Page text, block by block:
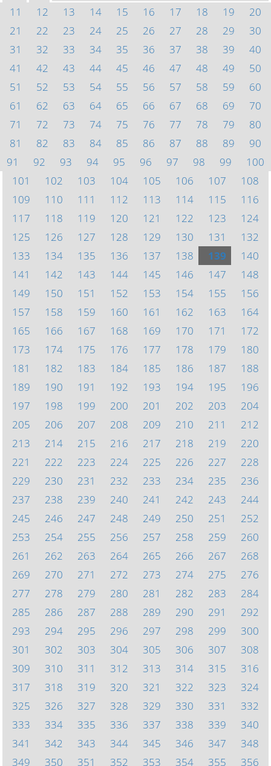
11
12 13 14 15 16 17 18 19
20
21
22 23 24 25 26 27 28 29
30
31
32 33 34 35 36 37 38 39
40
41
42 43 44 45 46 47 48 49
50
51
52 53 54 55 56 57 58 59
60
61
62 63 64 65 66 67 68 69
70
71
72 73 74 75 76 77 78 79
80
81
82 83 84 85 86 87 88 89
90
91
92 93 94 95 96 97 98 99
100
101
102 103 104 105 106 107
108
109
110 111 112 113 114 115
116
117
118 119 120 121 122 123
124
125
126 127 128 129 130 131
132
133
134 135 136 137 138 139
140
141
142 143 144 145 146 147
148
149
150 151 152 153 154 155
156
157
158 159 160 161 162 163
164
165
166 167 168 169 170 171
172
173
174 175 176 177 178 179
180
181
182 183 184 185 186 187
188
189
190 191 192 193 194 195
196
197
198 199 200 201 202 203
204
205
206 207 208 209 210 211
212
213
214 215 216 217 218 219
220
221
222 223 224 225 226 227
228
229
230 231 232 233 234 235
236
237
238 239 240 241 242 243
244
245
246 247 248 249 250 251
252
253
254 255 256 257 258 259
260
261
262 263 264 265 266 267
268
269
270 271 272 273 274 275
276
277
278 279 280 281 282 283
284
285
286 287 288 289 290 291
292
293
294 295 296 297 298 299
300
301
302 303 304 305 306 307
308
309
310 311 312 313 314 315
316
317
318 319 320 321 322 323
324
325
326 327 328 329 330 331
332
333
334 335 336 337 338 339
340
341
342 343 344 345 346 347
348
349
350 351 352 353 354 355 356